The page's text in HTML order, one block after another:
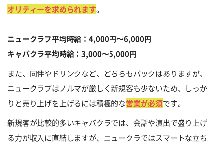
オリティーを求められます。
ニュークラブ平均時給：4,000円～6,000円
キャバクラ平均時給：3,000～5,000円
また、同伴やドリンクなど、どちらもバックはありますが、
ニュークラブはノルマが厳しく新規客も少ないため、しっか
りと売り上げを上げるには積極的な営業が必須です。
新規客が比較的多いキャバクラでは、会話や演出で盛り上げ
る力が収入に直結しますが、ニュークラではスマートな立ち